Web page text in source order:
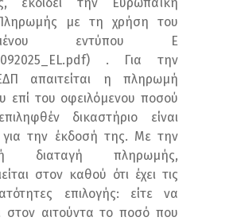
με τη χρήση του
εντύπου Ε
. Για την
απαιτείται η πληρωμή
επί του οφειλόμενου ποσού
δικαστήριο είναι
για την έκδοσή της. Με την
διαταγή πληρωμής,
στον καθού ότι έχει τις
επιλογής: είτε να
στον αιτούντα το ποσό που